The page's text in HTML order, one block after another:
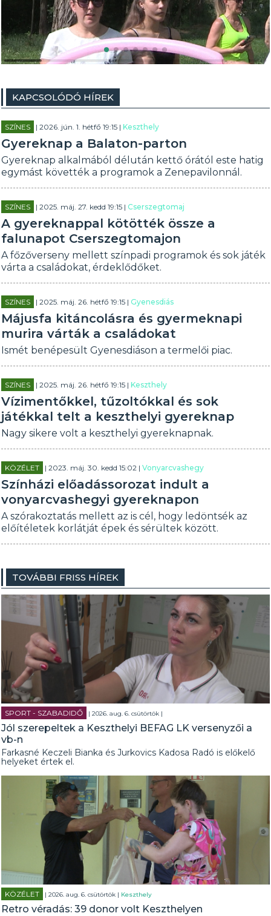
KAPCSOLÓDÓ HÍREK
SZÍNES | 2026. jún. 1. hétfő 19:15 |Keszthely
Gyereknap a Balaton-parton
Gyereknap alkalmából délután kettő órától este hatig
egymást követték a programok a Zenepavilonnál.
SZÍNES | 2025. máj. 27. kedd 19:15 |Cserszegtomaj
A gyereknappal kötötték össze a
falunapot Cserszegtomajon
A főzőverseny mellett színpadi programok és sok játék
várta a családokat, érdeklődőket.
SZÍNES | 2025. máj. 26. hétfő 19:15 |Gyenesdiás
Májusfa kitáncolásra és gyermeknapi
murira várták a családokat
Ismét benépesült Gyenesdiáson a termelői piac.
SZÍNES | 2025. máj. 26. hétfő 19:15 |Keszthely
Vízimentőkkel, tűzoltókkal és sok
játékkal telt a keszthelyi gyereknap
Nagy sikere volt a keszthelyi gyereknapnak.
KÖZÉLET | 2023. máj. 30. kedd 15:02 |Vonyarcvashegy
Színházi előadássorozat indult a
vonyarcvashegyi gyereknapon
A szórakoztatás mellett az is cél, hogy ledöntsék az
előítéletek korlátját épek és sérültek között.
TOVÁBBI FRISS HÍREK
SPORT - SZABADIDŐ | 2026. aug. 6. csütörtök |
Jól szerepeltek a Keszthelyi BEFAG LK versenyzői a
vb-n
Farkasné Keczeli Bianka és Jurkovics Kadosa Radó is előkelő
helyeket értek el.
KÖZÉLET | 2026. aug. 6. csütörtök | Keszthely
Retro véradás: 39 donor volt Keszthelyen